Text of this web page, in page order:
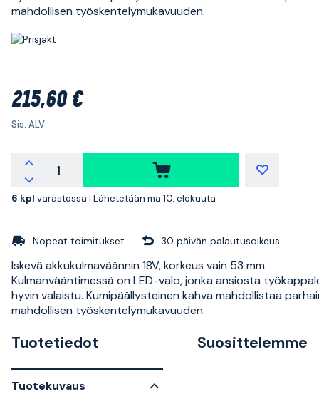
mahdollisen työskentelymukavuuden.
215,60 €
Sis. ALV
6 kpl varastossa | Lähetetään ma 10. elokuuta
Nopeat toimitukset 30 päivän palautusoikeus
Iskevä akkukulmaväännin 18V, korkeus vain 53 mm.
Kulmanvääntimessä on LED-valo, jonka ansiosta
hyvin valaistu. Kumipäällysteinen kahva mahdollistaa
mahdollisen työskentelymukavuuden.
Tuotetiedot
Tuotekuvaus
Suosittelemme